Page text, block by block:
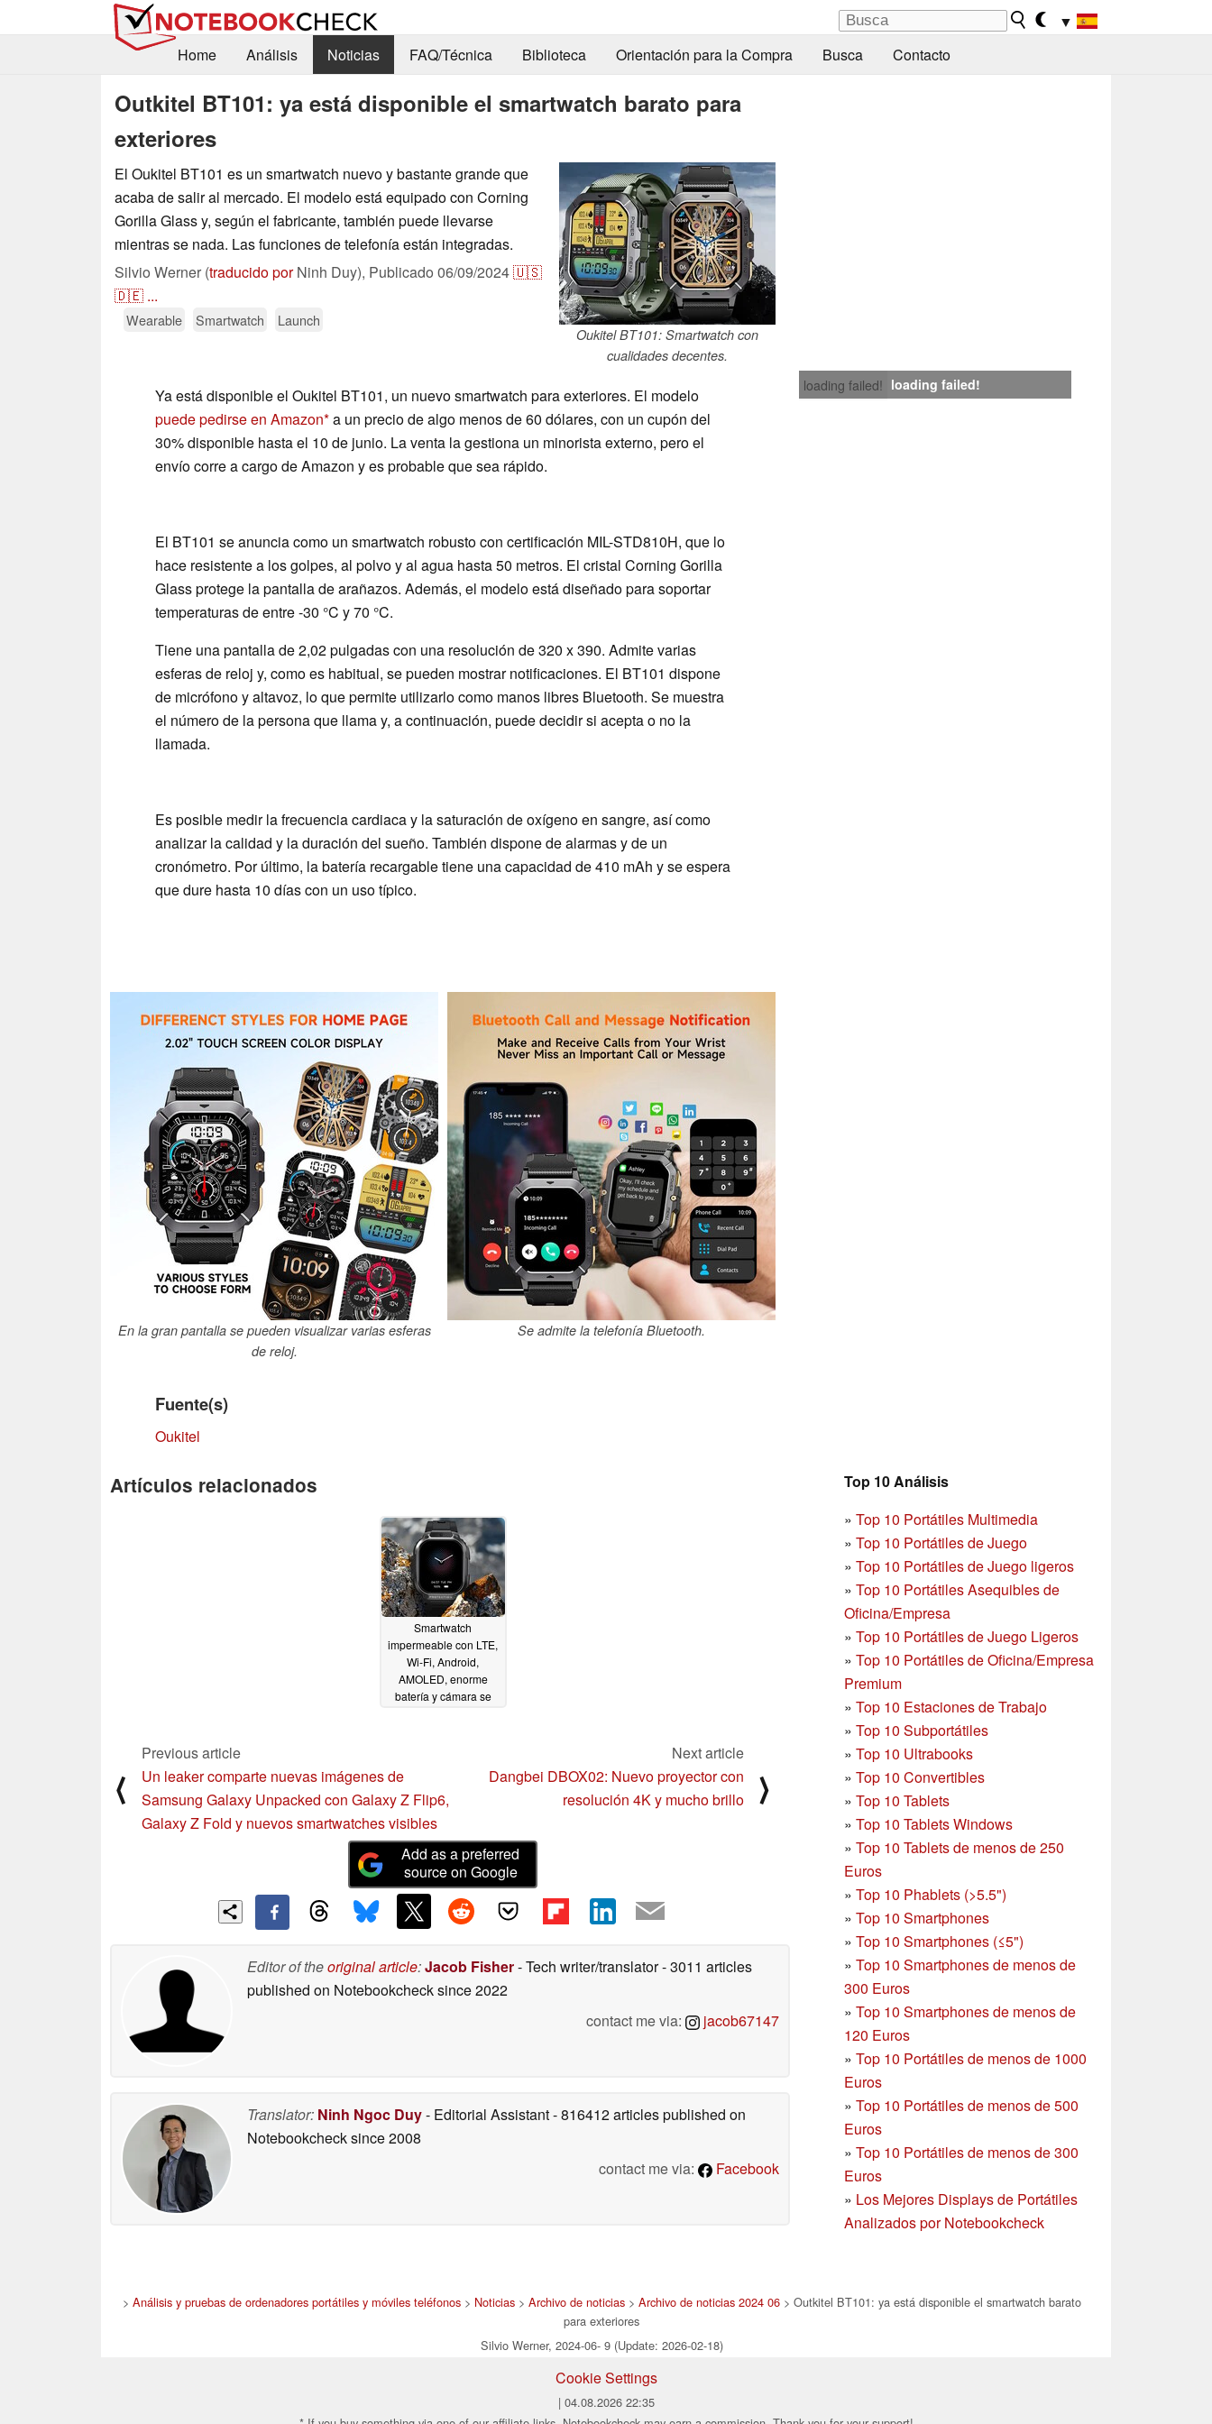
▼
Home
Análisis Noticias FAQ/Técnica Biblioteca Orientación para la Compra Busca Contacto
Outkitel BT101: ya está disponible el smartwatch barato para
exteriores
Oukitel BT101: Smartwatch con
cualidades decentes.
El Oukitel BT101 es un smartwatch nuevo y bastante grande que
acaba de salir al mercado. El modelo está equipado con Corning
Gorilla Glass y, según el fabricante, también puede llevarse
mientras se nada. Las funciones de telefonía están integradas.
Silvio Werner (traducido porNinh Duy), Publicado 06/09/2024🇺🇸
🇩🇪 ...
Wearable Smartwatch Launch
loading failed! loading failed!
Ya está disponible el Oukitel BT101, un nuevo smartwatch para exteriores. El modelo
puede pedirse en Amazon a un precio de algo menos de 60 dólares, con un cupón del
30% disponible hasta el 10 de junio. La venta la gestiona un minorista externo, pero el
envío corre a cargo de Amazon y es probable que sea rápido.
El BT101 se anuncia como un smartwatch robusto con certificación MIL-STD810H, que lo
hace resistente a los golpes, al polvo y al agua hasta 50 metros. El cristal Corning Gorilla
Glass protege la pantalla de arañazos. Además, el modelo está diseñado para soportar
temperaturas de entre -30 °C y 70 °C.
Tiene una pantalla de 2,02 pulgadas con una resolución de 320 x 390. Admite varias
esferas de reloj y, como es habitual, se pueden mostrar notificaciones. El BT101 dispone
de micrófono y altavoz, lo que permite utilizarlo como manos libres Bluetooth. Se muestra
el número de la persona que llama y, a continuación, puede decidir si acepta o no la
llamada.
Es posible medir la frecuencia cardiaca y la saturación de oxígeno en sangre, así como
analizar la calidad y la duración del sueño. También dispone de alarmas y de un
cronómetro. Por último, la batería recargable tiene una capacidad de 410 mAh y se espera
que dure hasta 10 días con un uso típico.
En la gran pantalla se pueden visualizar varias esferas
de reloj.
Se admite la telefonía Bluetooth.
Fuente(s)
Oukitel
Top 10 Análisis
» Top 10 Portátiles Multimedia
» Top 10 Portátiles de Juego
» Top 10 Portátiles de Juego ligeros
» Top 10 Portátiles Asequibles de
Oficina/Empresa
» Top 10 Portátiles de Juego Ligeros
» Top 10 Portátiles de Oficina/Empresa
Premium
» Top 10 Estaciones de Trabajo
» Top 10 Subportátiles
» Top 10 Ultrabooks
» Top 10 Convertibles
» Top 10 Tablets
» Top 10 Tablets Windows
» Top 10 Tablets de menos de 250
Euros
» Top 10 Phablets (>5.5")
» Top 10 Smartphones
» Top 10 Smartphones (≤5")
» Top 10 Smartphones de menos de
300 Euros
» Top 10 Smartphonesde menos de
120 Euros
» Top 10 Portátiles de menos de 1000
Euros
» Top 10 Portátiles de menos de 500
Euros
» Top 10 Portátiles de menos de 300
Euros
» Los Mejores Displays de Portátiles
Analizados por Notebookcheck
Artículos relacionados
Smartwatch
impermeable con LTE,
Wi-Fi, Android,
AMOLED, enorme
batería y cámara se
⟨
Previous article
Un leaker comparte nuevas imágenes de
Samsung Galaxy Unpacked con Galaxy Z Flip6,
Galaxy Z Fold y nuevos smartwatches visibles
Next article
Dangbei DBOX02: Nuevo proyector con
resolución 4K y mucho brillo
⟩
Add as a preferred
source on Google
Editor of theoriginal article:Jacob Fisher- Tech writer/translator- 3011 articles
published on Notebookchecksince 2022
contact me via:
jacob67147
Translator: Ninh Ngoc Duy- Editorial Assistant- 816412 articles published on
Notebookchecksince 2008
contact me via:
Facebook
> Análisis y pruebas de ordenadores portátiles y móviles teléfonos> Noticias> Archivo de noticias> Archivo de noticias 2024 06> Outkitel BT101: ya está disponible el smartwatch barato
para exteriores
Silvio Werner, 2024-06- 9 (Update: 2026-02-18)
Cookie Settings
| 04.08.2026 22:35